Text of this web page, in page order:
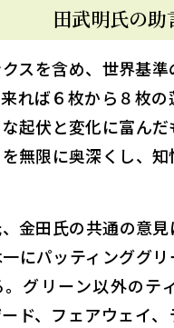
田武明氏の助
クスを含め、世界基
れば６枚から８枚
起伏と変化に富ん
無限に奥深くし、
金田氏の共通の意
にパッティンググ
。グリーン以外のテ
ード、フェアウェイ